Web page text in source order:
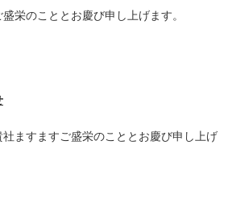
栄のこととお慶び申し上げます。
ますますご盛栄のこととお慶び申し上げ